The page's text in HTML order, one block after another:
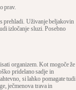
prav.
prehladi. Uživanje beljakovin
izločanje sluzi. Posebno
organizem. Kot mogoče že
pridelano sadje in
si lahko pomagate tudi
ječmenova trava in